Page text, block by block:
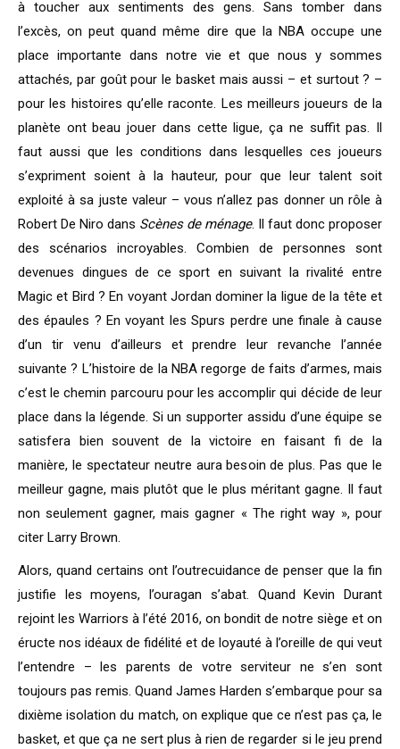
à toucher aux sentiments des gens. Sans tomber dans
l’excès, on peut quand même dire que la NBA occupe une
place importante dans notre vie et que nous y sommes
attachés, par goût pour le basket mais aussi – et surtout ? –
pour les histoires qu’elle raconte. Les meilleurs joueurs de la
planète ont beau jouer dans cette ligue, ça ne suffit pas. Il
faut aussi que les conditions dans lesquelles ces joueurs
s’expriment soient à la hauteur, pour que leur talent soit
exploité à sa juste valeur – vous n’allez pas donner un rôle à
Robert De Niro dans Scènes de ménage. Il faut donc proposer
des scénarios incroyables. Combien de personnes sont
devenues dingues de ce sport en suivant la rivalité entre
Magic et Bird ? En voyant Jordan dominer la ligue de la tête et
des épaules ? En voyant les Spurs perdre une finale à cause
d’un tir venu d’ailleurs et prendre leur revanche l’année
suivante ? L’histoire de la NBA regorge de faits d’armes, mais
c’est le chemin parcouru pour les accomplir qui décide de leur
place dans la légende. Si un supporter assidu d’une équipe se
satisfera bien souvent de la victoire en faisant fi de la
manière, le spectateur neutre aura besoin de plus. Pas que le
meilleur gagne, mais plutôt que le plus méritant gagne. Il faut
non seulement gagner, mais gagner « The right way », pour
citer Larry Brown.
Alors, quand certains ont l’outrecuidance de penser que la fin
justifie les moyens, l’ouragan s’abat. Quand Kevin Durant
rejoint les Warriors à l’été 2016, on bondit de notre siège et on
éructe nos idéaux de fidélité et de loyauté à l’oreille de qui veut
l’entendre – les parents de votre serviteur ne s’en sont
toujours pas remis. Quand James Harden s’embarque pour sa
dixième isolation du match, on explique que ce n’est pas ça, le
basket, et que ça ne sert plus à rien de regarder si le jeu prend